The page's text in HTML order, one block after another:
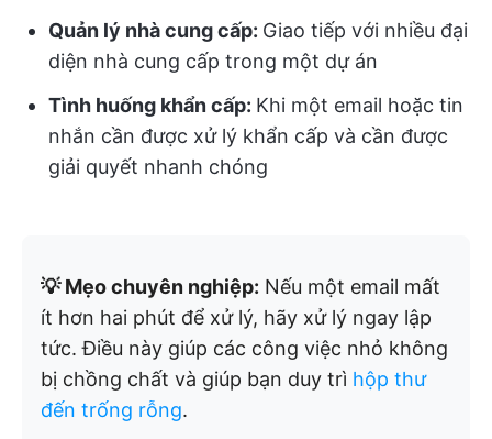
Quản lý nhà cung cấp: Giao tiếp với nhiều đại
diện nhà cung cấp trong một dự án
Tình huống khẩn cấp: Khi một email hoặc tin
nhắn cần được xử lý khẩn cấp và cần được
giải quyết nhanh chóng
💡 Mẹo chuyên nghiệp: Nếu một email mất
ít hơn hai phút để xử lý, hãy xử lý ngay lập
tức. Điều này giúp các công việc nhỏ không
bị chồng chất và giúp bạn duy trì hộp thư
đến trống rỗng.